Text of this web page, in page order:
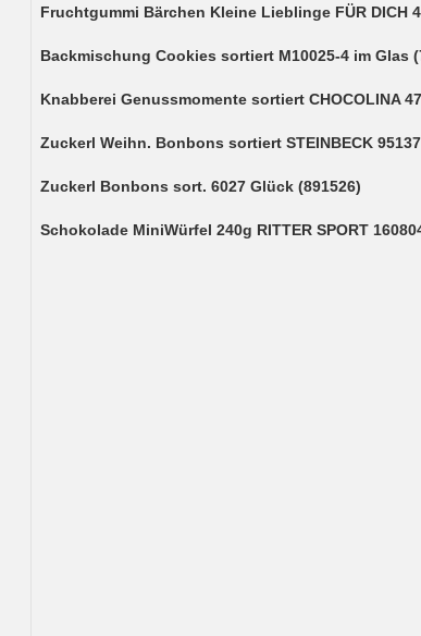
Fruchtgummi Bärchen Kleine Lieblinge FÜR DICH
Backmischung Cookies sortiert M10025-4 im Glas
Knabberei Genussmomente sortiert CHOCOLINA
Zuckerl Weihn. Bonbons sortiert STEINBECK
Zuckerl Bonbons sort. 6027 Glück (891526)
Schokolade MiniWürfel 240g RITTER SPORT